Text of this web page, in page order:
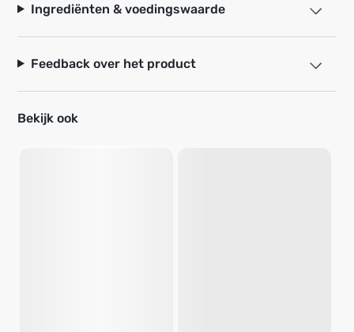
Ingrediënten & voedingswaarde
Feedback over het product
Bekijk ook